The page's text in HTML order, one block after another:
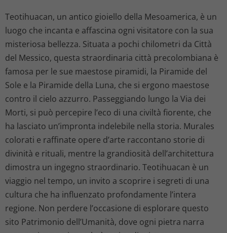
Teotihuacan, un antico gioiello della Mesoamerica, è un
luogo che incanta e affascina ogni visitatore con la sua
misteriosa bellezza. Situata a pochi chilometri da Città
del Messico, questa straordinaria città precolombiana è
famosa per le sue maestose piramidi, la Piramide del
Sole e la Piramide della Luna, che si ergono maestose
contro il cielo azzurro. Passeggiando lungo la Via dei
Morti, si può percepire l’eco di una civiltà fiorente, che
ha lasciato un’impronta indelebile nella storia. Murales
colorati e raffinate opere d’arte raccontano storie di
divinità e rituali, mentre la grandiosità dell’architettura
dimostra un ingegno straordinario. Teotihuacan è un
viaggio nel tempo, un invito a scoprire i segreti di una
cultura che ha influenzato profondamente l’intera
regione. Non perdere l’occasione di esplorare questo
sito Patrimonio dell’Umanità, dove ogni pietra narra